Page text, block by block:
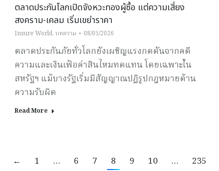
ตลาดประกันโลกเปิดจังหวะทองผู้ซื้อ แต่ความเสี่ยง
สงคราม-เคลม เริ่มเขย่าราคา
Insure World, บทความ 08/05/2026
ตลาดประกันภัยทั่วโลกยังเผชิญแรงกดดันจากคดี
ความและเงินเฟ้อค่าสินไหมทดแทน โดยเฉพาะใน
สหรัฐฯ แม้บางรัฐเริ่มมีสัญญาณปฏิรูปกฎหมายด้าน
ความรับผิด
Read More
← 1 … 6 7 8 9 10 …
235